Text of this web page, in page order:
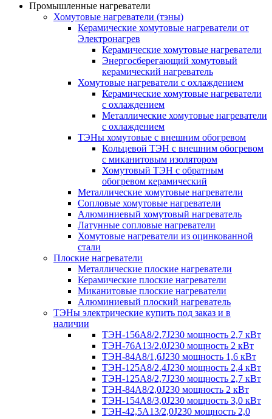
Промышленные нагреватели
Хомутовые нагреватели (тэны)
Керамические хомутовые нагреватели от
Электронагрев
Керамические хомутовые нагреватели
Энергосберегающий хомутовый
керамический нагреватель
Хомутовые нагреватели с охлаждением
Керамические хомутовые нагреватели
с охлаждением
Металлические хомутовые нагреватели
с охлаждением
ТЭНы хомутовые с внешним обогревом
Кольцевой ТЭН с внешним обогревом
с миканитовым изолятором
Хомутовый ТЭН с обратным
обогревом керамический
Металлические хомутовые нагреватели
Сопловые хомутовые нагреватели
Алюминиевый хомутовый нагреватель
Латунные сопловые нагреватели
Хомутовые нагреватели из оцинкованной
стали
Плоские нагреватели
Металлические плоские нагреватели
Керамические плоские нагреватели
Миканитовые плоские нагреватели
Алюминиевый плоский нагреватель
ТЭНы электрические купить под заказ и в
наличии
ТЭН-156А8/2,7J230 мощность 2,7 кВт
ТЭН-76А13/2,0J230 мощность 2 кВт
ТЭН-84А8/1,6J230 мощность 1,6 кВт
ТЭН-125А8/2,4J230 мощность 2,4 кВт
ТЭН-125А8/2,7J230 мощность 2,7 кВт
ТЭН-84А8/2,0J230 мощность 2 кВт
ТЭН-154А8/3,0J230 мощность 3,0 кВт
ТЭН-42,5А13/2,0J230 мощность 2,0